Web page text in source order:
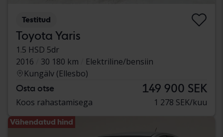
Testitud
Toyota Yaris
1.5 HSD 5dr
2016
30 180 km
Elektriline/bensiin
Kungälv (Ellesbo)
Osta otse 149 900 SEK
Koos rahastamisega 1 278 SEK/kuu
Vähendatud hind